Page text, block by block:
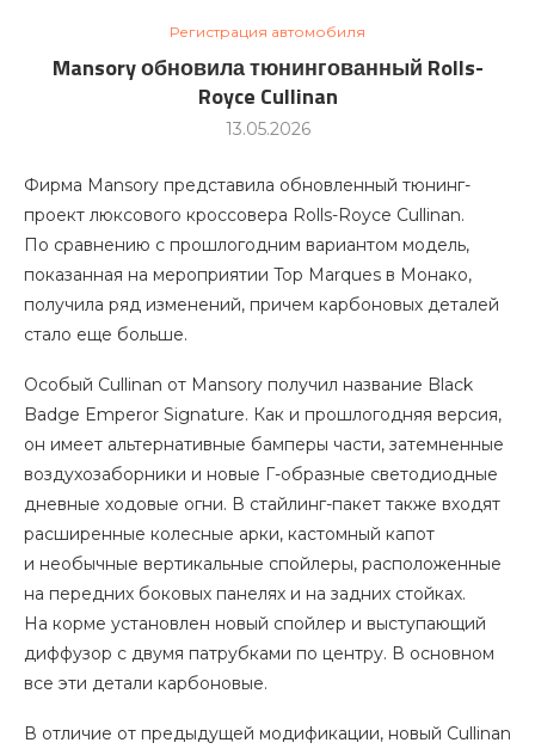
Регистрация автомобиля
Mansory обновила тюнингованный Rolls-
Royce Cullinan
13.05.2026
Фирма Mansory представила обновленный тюнинг-
проект люксового кроссовера Rolls-Royce Cullinan.
По сравнению с прошлогодним вариантом модель,
показанная на мероприятии Top Marques в Монако,
получила ряд изменений, причем карбоновых деталей
стало еще больше.
Особый Cullinan от Mansory получил название Black
Badge Emperor Signature. Как и прошлогодняя версия,
он имеет альтернативные бамперы части, затемненные
воздухозаборники и новые Г-образные светодиодные
дневные ходовые огни. В стайлинг-пакет также входят
расширенные колесные арки, кастомный капот
и необычные вертикальные спойлеры, расположенные
на передних боковых панелях и на задних стойках.
На корме установлен новый спойлер и выступающий
диффузор с двумя патрубками по центру. В основном
все эти детали карбоновые.
В отличие от предыдущей модификации, новый Cullinan